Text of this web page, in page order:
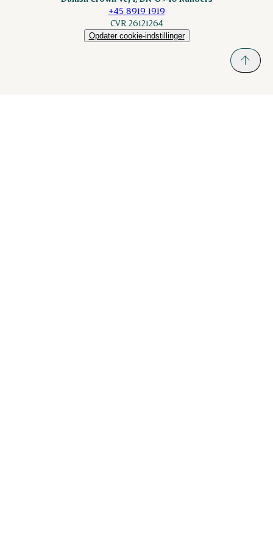
+45 8919 1919
CVR 26121264
Opdater cookie-indstillinger